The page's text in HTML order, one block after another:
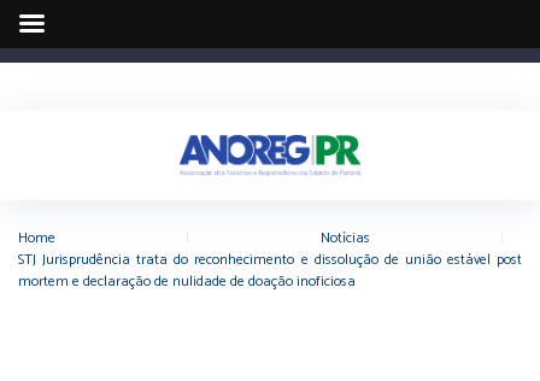
Home Notícias
STJ Jurisprudência trata do reconhecimento e dissolução de união estável post
mortem e declaração de nulidade de doação inoficiosa